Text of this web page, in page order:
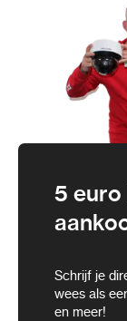
5
Schrijf je
wees als
en meer!